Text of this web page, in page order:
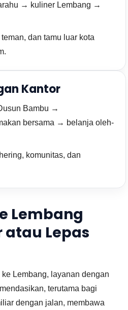
→ kuliner Lembang →
dan tamu luar kota
Kantor
Bambu →
bersama → belanja oleh-
komunitas, dan
Lembang
atau Lepas
Lembang, layanan dengan
terutama bagi
dengan jalan, membawa